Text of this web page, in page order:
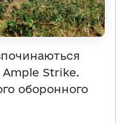
Ample Strike.
оборонного